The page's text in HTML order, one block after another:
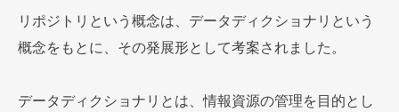
リポジトリという概念は、データディクショナリという
概念をもとに、その発展形として考案されました。
データディクショナリとは、情報資源の管理を目的とし